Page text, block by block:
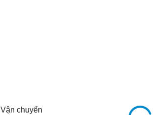
Vận chuyển